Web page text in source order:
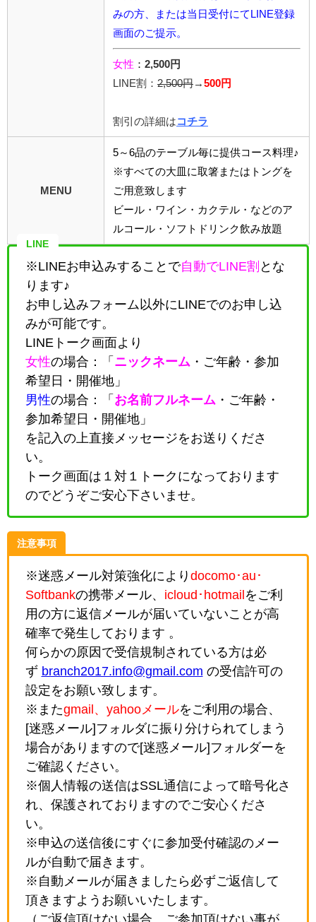
みの方、または当日受付にてLINE登録
画面のご提示。
女性 ： 2,500円
LINE割： 2,500円 → 500円
割引の詳細は コチラ
MENU
5～6品のテーブル毎に提供コース料理♪
※すべての大皿に取箸またはトングを
ご用意致します
ビール・ワイン・カクテル・などのア
ルコール・ソフトドリンク飲み放題
LINE
※LINEお申込みすることで自動でLINE割 とな
ります♪
お申し込みフォーム以外にLINEでのお申し込
みが可能です。
LINEトーク画面より
女性の場合：「 ニックネーム ・ ご年齢・参加
希望日・開催地」
男性の場合：「 お名前フルネーム ・ ご年齢・
参加希望日・開催地」
を記入の上直接メッセージをお送りくださ
い。
トーク画面は１対１トークになっております
のでどうぞご安心下さいませ。
注意事項
※迷惑メール対策強化により docomo･au･
Softbankの携帯メール、 icloud･hotmail をご利
用の方に返信メールが届いていないことが高
確率で発生しております 。
何らかの原因で受信規制されている方は必
ず branch2017.info@gmail.com の受信許可の
設定をお願い致します。
※またgmail、yahooメールをご利用の場合、
[迷惑メール]フォルダに振り分けられてしまう
場合がありますので[迷惑メール]フォルダーを
ご確認ください。
※個人情報の送信はSSL通信によって暗号化さ
れ、保護されておりますのでご安心くださ
い。
※申込の送信後にすぐに参加受付確認のメー
ルが自動で届きます。
※自動メールが届きましたら必ずご返信して
頂きますようお願いいたします。
（ご返信頂けない場合、ご参加頂けない事が